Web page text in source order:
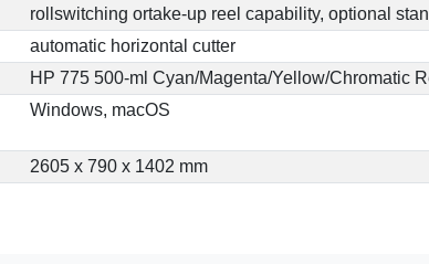
rollswitching ortake-up reel capability, optional
automatic horizontal cutter
HP 775 500-ml Cyan/Magenta/Yellow/Chromatic
Windows, macOS
2605 x 790 x 1402 mm